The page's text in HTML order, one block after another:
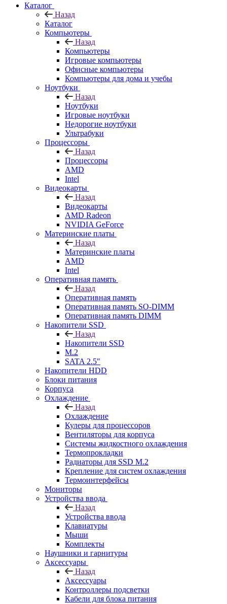
Каталог
Назад
Каталог
Компьютеры
Назад
Компьютеры
Игровые компьютеры
Офисные компьютеры
Компьютеры для дома и учебы
Ноутбуки
Назад
Ноутбуки
Игровые ноутбуки
Недорогие ноутбуки
Ультрабуки
Процессоры
Назад
Процессоры
AMD
Intel
Видеокарты
Назад
Видеокарты
AMD Radeon
NVIDIA GeForce
Материнские платы
Назад
Материнские платы
AMD
Intel
Оперативная память
Назад
Оперативная память
Оперативная память SO-DIMM
Оперативная память DIMM
Накопители SSD
Назад
Накопители SSD
M.2
SATA 2.5"
Накопители HDD
Блоки питания
Корпуса
Охлаждение
Назад
Охлаждение
Кулеры для процессоров
Вентиляторы для корпуса
Системы жидкостного охлаждения
Термопрокладки
Радиаторы для SSD M.2
Крепление для систем охлаждения
Термоинтерфейсы
Мониторы
Устройства ввода
Назад
Устройства ввода
Клавиатуры
Мыши
Комплекты
Наушники и гарнитуры
Аксессуары
Назад
Аксессуары
Контроллеры подсветки
Кабели для блока питания